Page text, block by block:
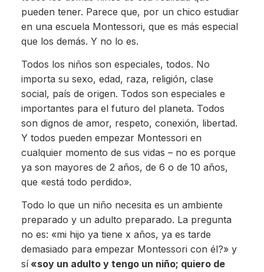
pueden tener. Parece que, por un chico estudiar
en una escuela Montessori, que es más especial
que los demás. Y no lo es.
Todos los niños son especiales, todos. No
importa su sexo, edad, raza, religión, clase
social, país de origen. Todos son especiales e
importantes para el futuro del planeta. Todos
son dignos de amor, respeto, conexión, libertad.
Y todos pueden empezar Montessori en
cualquier momento de sus vidas – no es porque
ya son mayores de 2 años, de 6 o de 10 años,
que «está todo perdido».
Todo lo que un niño necesita es un ambiente
preparado y un adulto preparado. La pregunta
no es: «mi hijo ya tiene x años, ya es tarde
demasiado para empezar Montessori con él?» y
sí«soy un adulto y tengo un niño; quiero de